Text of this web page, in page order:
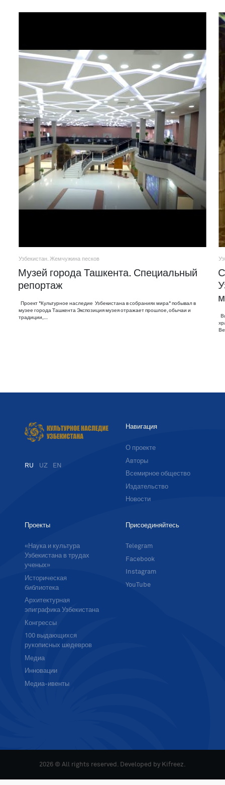
Узбекистан. Жемчужина песков
Музей города Ташкента. Специальный
репортаж
Проект "Культурное наследие Узбекистана в собраниях мира" побывал в
музее города Ташкента Экспозиция музея отражает прошлое, обычаи и
традиции,…
RU UZ EN
Навигация
О проекте
Авторы
Всемирное общество
Издательство
Новости
Проекты
«Наука и культура
Узбекистана в трудах
ученых»
Историческая
библиотека
Архитектурная
эпиграфика Узбекистана
Конгрессы
100 выдающихся
рукописных шедевров
Медиа
Инновации
Медиа-ивенты
Присоединяйтесь
Telegram
Facebook
Instagram
YouTube
2026 © All rights reserved. Developed by Kifreez.